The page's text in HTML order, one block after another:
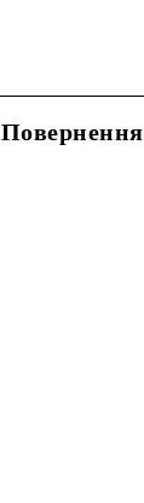
Повернення